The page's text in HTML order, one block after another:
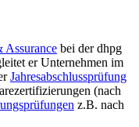
bei der dhpg
er Unternehmen im
Jahresabschlussprüfung
(nach
z.B. nach